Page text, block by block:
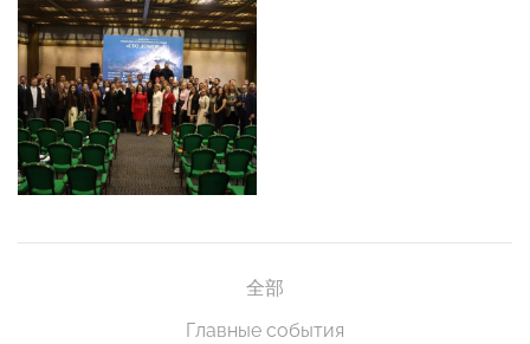
全部
Главные события